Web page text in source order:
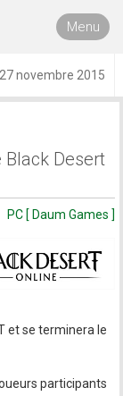
Menu
novembre 2015
Desert
PC [ Daum Games ]
et se terminera le
participants